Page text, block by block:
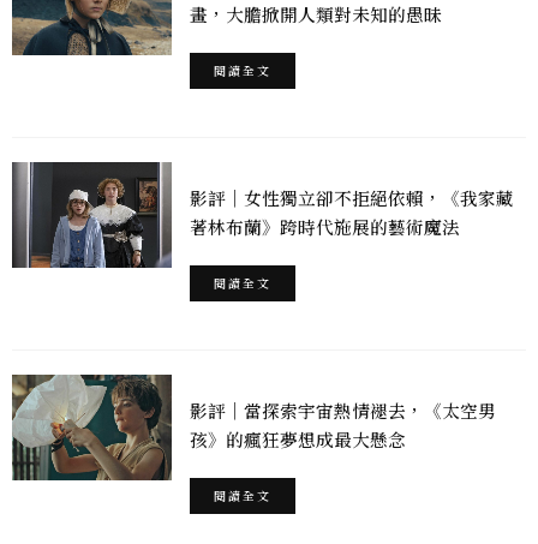
畫，大膽掀開人類對未知的愚昧
閱讀全文
影評｜女性獨立卻不拒絕依賴，《我家藏
著林布蘭》跨時代施展的藝術魔法
閱讀全文
影評｜當探索宇宙熱情褪去，《太空男
孩》的瘋狂夢想成最大懸念
閱讀全文